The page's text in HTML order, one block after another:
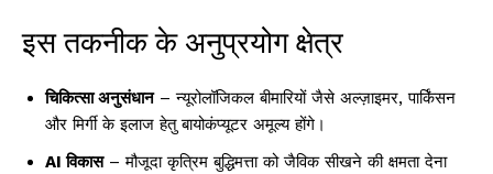
इस तकनीक के अनुप्रयोग क्षेत्र
चिकित्सा अनुसंधान– न्यूरोलॉजिकल बीमारियों जैसे अल्ज़ाइमर, पार्किंसन
और मिर्गी के इलाज हेतु बायोकंप्यूटर अमूल्य होंगे।
AI विकास– मौजूदा कृत्रिम बुद्धिमत्ता को जैविक सीखने की क्षमता देना